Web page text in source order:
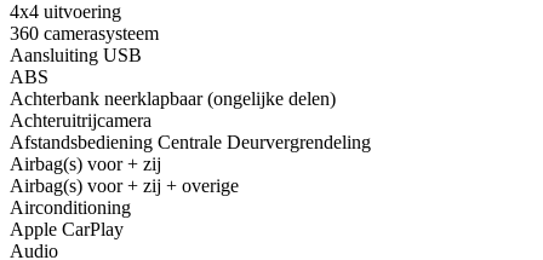
4x4 uitvoering
360 camerasysteem
Aansluiting USB
ABS
Achterbank neerklapbaar (ongelijke delen)
Achteruitrijcamera
Afstandsbediening Centrale Deurvergrendeling
Airbag(s) voor + zij
Airbag(s) voor + zij + overige
Airconditioning
Apple CarPlay
Audio